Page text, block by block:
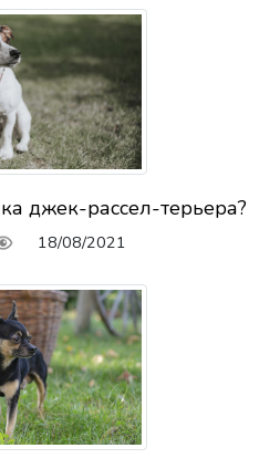
джек-рассел-терьера?
18/08/2021